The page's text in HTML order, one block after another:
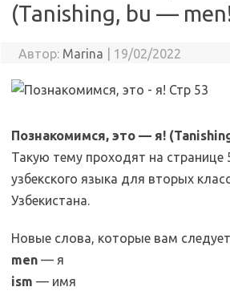
(Tanishing, bu —
Автор: Marina 19/02/2022
Познакомимся, это — я!
Такую тему проходят на странице
узбекского языка для вторых
Узбекистана.
Новые слова, которые вам
men — я
ism — имя